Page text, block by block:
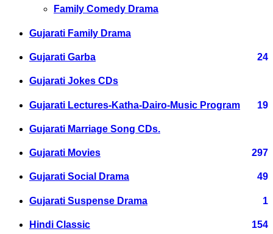
Family Comedy Drama
Gujarati Family Drama
Gujarati Garba 24
Gujarati Jokes CDs
Gujarati Lectures-Katha-Dairo-Music Program 19
Gujarati Marriage Song CDs.
Gujarati Movies 297
Gujarati Social Drama 49
Gujarati Suspense Drama 1
Hindi Classic 154